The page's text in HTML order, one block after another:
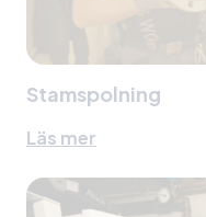
Stamspolning
Läs mer